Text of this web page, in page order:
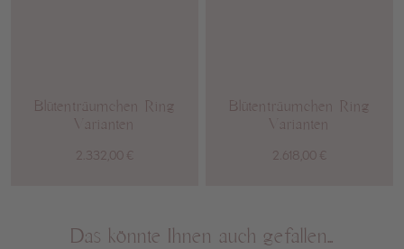
Blütenträumchen Ring
Varianten
2.332,00 €
Blütenträumchen Ring
Varianten
2.618,00 €
Das könnte Ihnen auch gefallen…